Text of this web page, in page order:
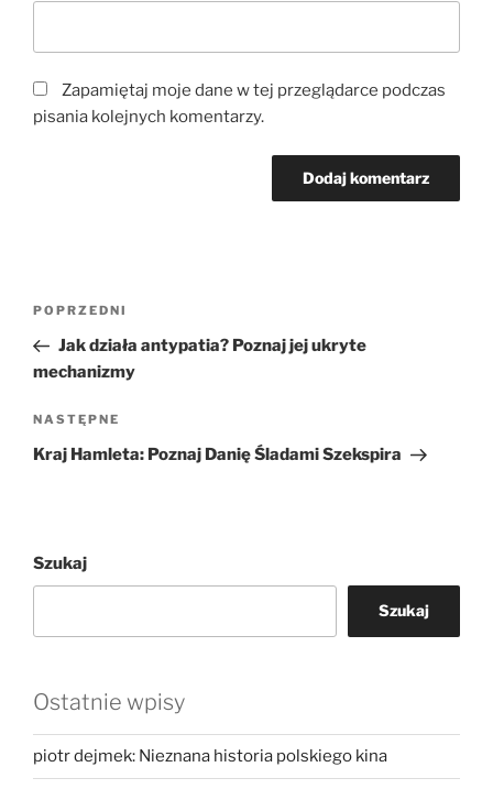
Zapamiętaj moje dane w tej przeglądarce podczas
pisania kolejnych komentarzy.
Nawigacja
Poprzedni
wpis
POPRZEDNI
Jak działa antypatia? Poznaj jej ukryte
mechanizmy
Następny
wpis
NASTĘPNE
Kraj Hamleta: Poznaj Danię Śladami Szekspira
Szukaj
Szukaj
Ostatnie wpisy
piotr dejmek: Nieznana historia polskiego kina